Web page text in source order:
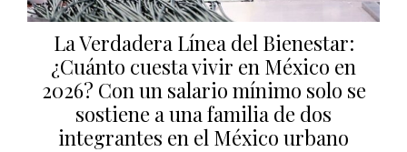
La Verdadera Línea del Bienestar:
¿Cuánto cuesta vivir en México en
2026? Con un salario mínimo solo se
sostiene a una familia de dos
integrantes en el México urbano